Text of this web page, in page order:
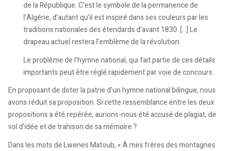
de la République. C’est le symbole de la permanence de
l’Algérie, d’autant qu’il est inspiré dans ses couleurs par les
traditions nationales des étendards d’avant 1830. […] Le
drapeau actuel restera l’emblème de la révolution.
Le problème de l’hymne national, qui fait partie de ces détails
importants peut être réglé rapidement par voie de concours.
En proposant de doter la patrie d’un hymne national bilingue, nous
avons réduit sa proposition. Si cette ressemblance entre les deux
propositions a été repérée, aurions-nous été accusé de plagiat, de
vol d’idée et de trahison de sa mémoire ?
Dans les mots de Lwenes Matoub, « À mes frères des montagnes